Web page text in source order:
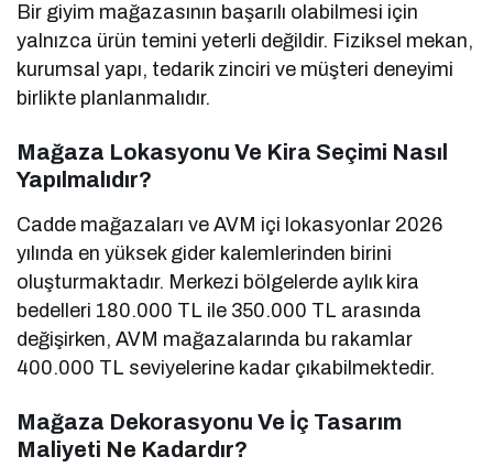
Bir giyim mağazasının başarılı olabilmesi için
yalnızca ürün temini yeterli değildir. Fiziksel mekan,
kurumsal yapı, tedarik zinciri ve müşteri deneyimi
birlikte planlanmalıdır.
Mağaza Lokasyonu Ve Kira Seçimi Nasıl
Yapılmalıdır?
Cadde mağazaları ve AVM içi lokasyonlar 2026
yılında en yüksek gider kalemlerinden birini
oluşturmaktadır. Merkezi bölgelerde aylık kira
bedelleri 180.000 TL ile 350.000 TL arasında
değişirken, AVM mağazalarında bu rakamlar
400.000 TL seviyelerine kadar çıkabilmektedir.
Mağaza Dekorasyonu Ve İç Tasarım
Maliyeti Ne Kadardır?